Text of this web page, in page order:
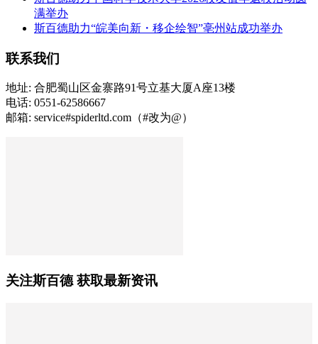
满举办
斯百德助力“皖美向新・移企绘智”亳州站成功举办
联系我们
地址: 合肥蜀山区金寨路91号立基大厦A座13楼
电话: 0551-62586667
邮箱: service#spiderltd.com（#改为@）
关注斯百德 获取最新资讯